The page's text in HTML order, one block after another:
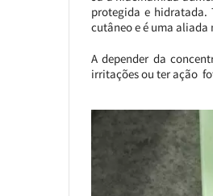
protegida e hidratada.
cutâneo e é uma aliada
A depender da
irritações ou ter ação